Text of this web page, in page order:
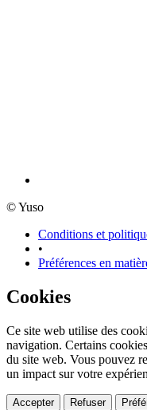
© Yuso
Conditions et
•
Préférences en
Cookies
Ce site web utilise des
navigation. Certains
du site web. Vous pouvez
un impact sur votre
Accepter Refuser